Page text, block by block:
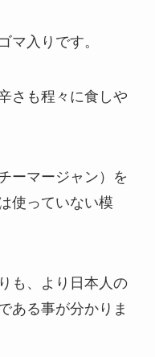
マ入りです。
さも程々に食しや
ーマージャン）を
使っていない模
も、より日本人の
ある事が分かりま